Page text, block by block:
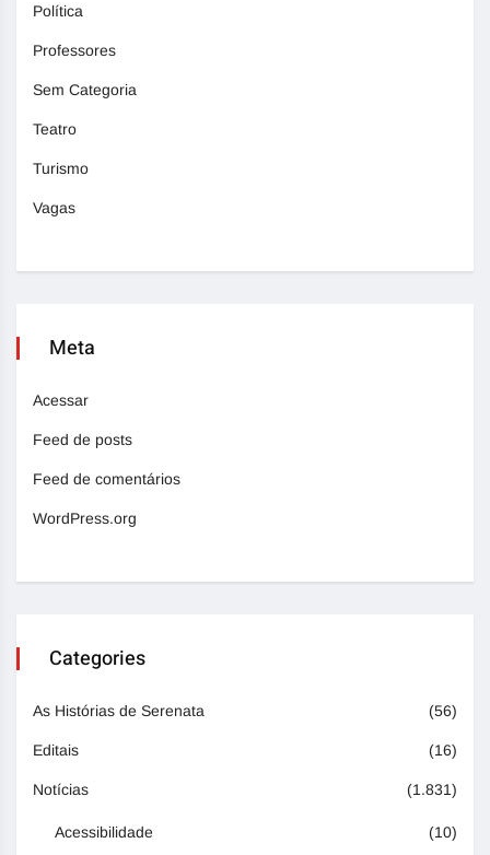
Política
Professores
Sem Categoria
Teatro
Turismo
Vagas
Meta
Acessar
Feed de posts
Feed de comentários
WordPress.org
Categories
As Histórias de Serenata (56)
Editais (16)
Notícias (1.831)
Acessibilidade (10)